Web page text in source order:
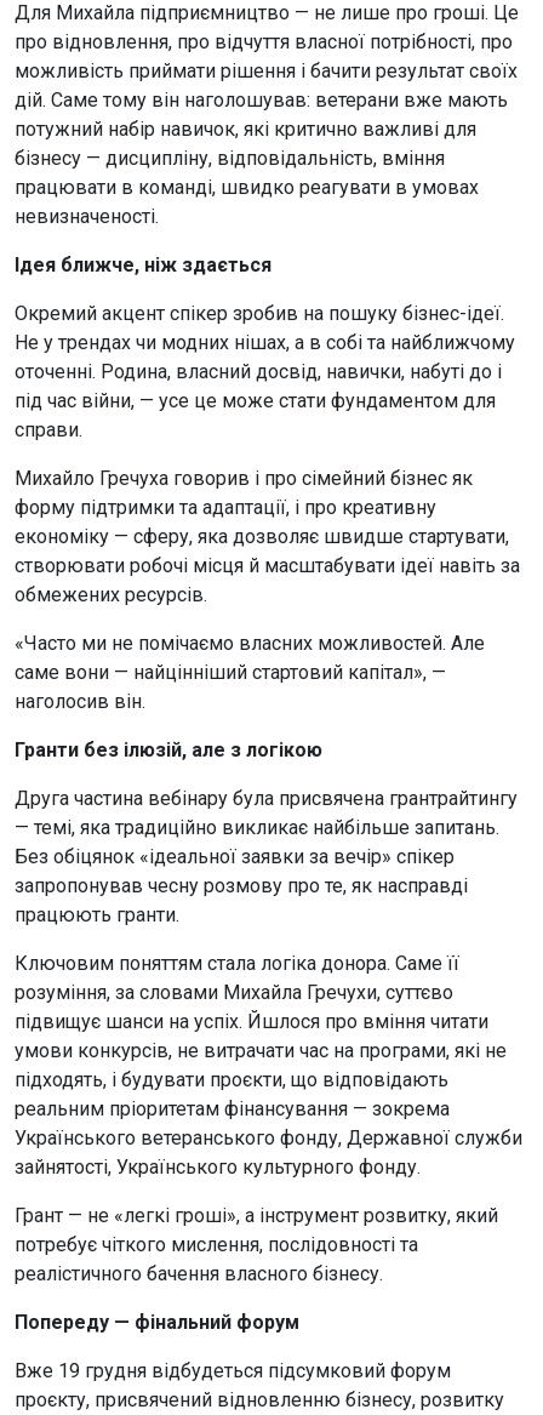
Для Михайла підприємництво — не лише про гроші. Це
про відновлення, про відчуття власної потрібності, про
можливість приймати рішення і бачити результат своїх
дій. Саме тому він наголошував: ветерани вже мають
потужний набір навичок, які критично важливі для
бізнесу — дисципліну, відповідальність, вміння
працювати в команді, швидко реагувати в умовах
невизначеності.
Ідея ближче, ніж здається
Окремий акцент спікер зробив на пошуку бізнес-ідеї.
Не у трендах чи модних нішах, а в собі та найближчому
оточенні. Родина, власний досвід, навички, набуті до і
під час війни, — усе це може стати фундаментом для
справи.
Михайло Гречуха говорив і про сімейний бізнес як
форму підтримки та адаптації, і про креативну
економіку — сферу, яка дозволяє швидше стартувати,
створювати робочі місця й масштабувати ідеї навіть за
обмежених ресурсів.
«Часто ми не помічаємо власних можливостей. Але
саме вони — найцінніший стартовий капітал», —
наголосив він.
Гранти без ілюзій, але з логікою
Друга частина вебінару була присвячена грантрайтингу
— темі, яка традиційно викликає найбільше запитань.
Без обіцянок «ідеальної заявки за вечір» спікер
запропонував чесну розмову про те, як насправді
працюють гранти.
Ключовим поняттям стала логіка донора. Саме її
розуміння, за словами Михайла Гречухи, суттєво
підвищує шанси на успіх. Йшлося про вміння читати
умови конкурсів, не витрачати час на програми, які не
підходять, і будувати проєкти, що відповідають
реальним пріоритетам фінансування — зокрема
Українського ветеранського фонду, Державної служби
зайнятості, Українського культурного фонду.
Грант — не «легкі гроші», а інструмент розвитку, який
потребує чіткого мислення, послідовності та
реалістичного бачення власного бізнесу.
Попереду — фінальний форум
Вже 19 грудня відбудеться підсумковий форум
проєкту, присвячений відновленню бізнесу, розвитку